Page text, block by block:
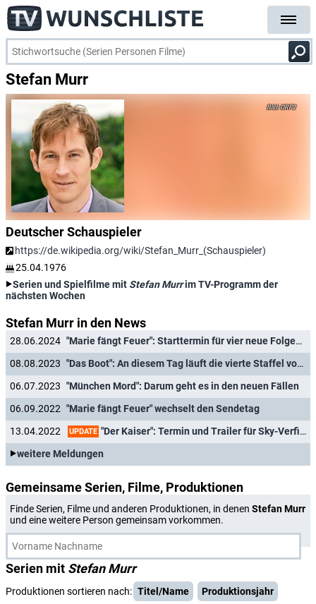
Stefan Murr
ORF2
Deutscher Schauspieler
https://de.wikipedia.org/wiki/Stefan_Murr_(Schauspieler)
25.04.1976
Serien und Spielfilme mit Stefan Murrim TV-Programm der
nächsten Wochen
Stefan Murr in den News
28.06.2024
"Marie fängt Feuer": Starttermin für vier neue Folgen der ZDF-Reihe
08.08.2023
"Das Boot": An diesem Tag läuft die vierte Staffel vom Stapel
06.07.2023 "München Mord": Darum geht es in den neuen Fällen
06.09.2022 "Marie fängt Feuer" wechselt den Sendetag
13.04.2022
UPDATE "Der Kaiser": Termin und Trailer für Sky-Verfilmung des Lebens von Franz Beckenbauer
weitere Meldungen
Gemeinsame Serien, Filme, Produktionen
Finde Serien, Filme und anderen Produktionen, in denen Stefan Murr
und eine weitere Person gemeinsam vorkommen.
Serien mit Stefan Murr
Produktionen sortieren nach: Titel/Name
Produktionsjahr